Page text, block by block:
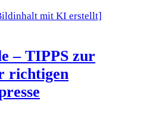
– TIPPS zur
richtigen